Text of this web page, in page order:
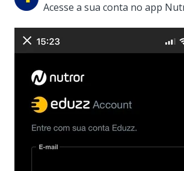
Acesse a sua conta no app